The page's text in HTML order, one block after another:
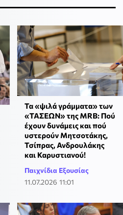
Τα «ψιλά γράμματα» των
«ΤΑΣΕΩΝ» της MRB: Πού
έχουν δυνάμεις και πού
υστερούν Μητσοτάκης,
Τσίπρας, Ανδρουλάκης
και Καρυστιανού!
Παιχνίδια Εξουσίας
11.07.2026 11:01